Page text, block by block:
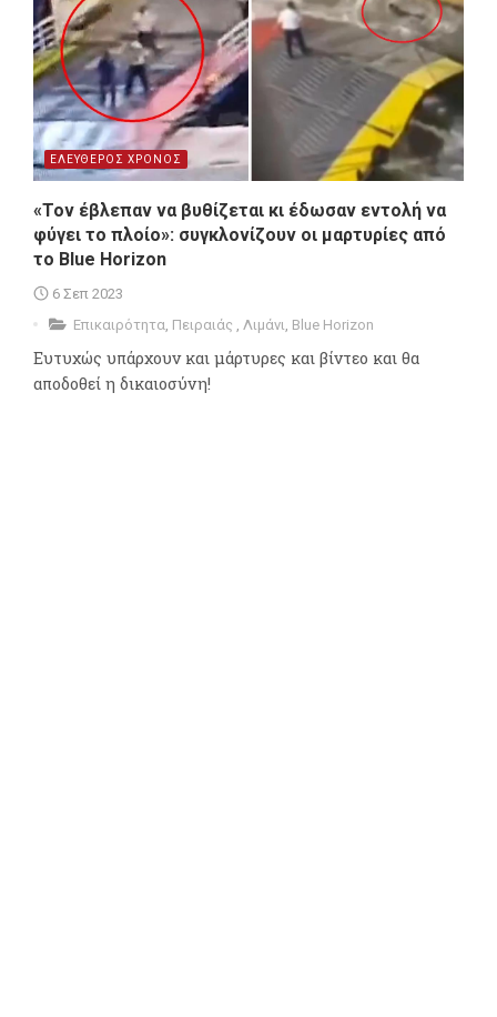
ΕΛΕΥΘΕΡΟΣ ΧΡΟΝΟΣ
«Τον έβλεπαν να βυθίζεται κι έδωσαν εντολή να
φύγει το πλοίο»: συγκλονίζουν οι μαρτυρίες από
το Blue Horizon
6 Σεπ 2023
Επικαιρότητα Πειραιάς Λιμάνι Blue Horizon
Ευτυχώς υπάρχουν και μάρτυρες και βίντεο και θα
αποδοθεί η δικαιοσύνη!